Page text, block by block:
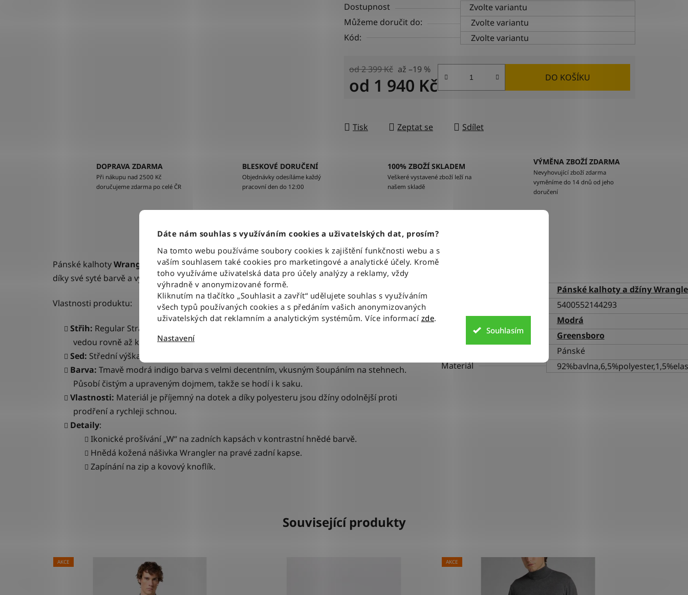
Dáte nám souhlas s využíváním cookies a uživatelských dat, prosím?
Na tomto webu používáme soubory cookies k zajištění funkčnosti webu a s
vaším souhlasem také cookies pro marketingové a analytické účely. Kromě
toho využíváme uživatelská data pro účely analýzy a reklamy, vždy
výhradně v anonymizované formě.
Kliknutím na tlačítko „Souhlasit a zavřít“ udělujete souhlas s využíváním
všech typů používaných cookies a s předáním vašich anonymizovaných
uživatelských dat reklamním a analytickým systémům. Více informací zde.
Nastavení
Souhlasím
Dostupnost
Zvolte variantu
Můžeme doručit do:
Zvolte variantu
Kód:
Zvolte variantu
od 2 399 Kč až –19 %
od 1 940 Kč DO KOŠÍKU
Tisk Zeptat se Sdílet
DOPRAVA ZDARMA
Při nákupu nad 2500 Kč
doručujeme zdarma po celé ČR
BLESKOVÉ DORUČENÍ
Objednávky odesíláme každý
pracovní den do 12:00
100% ZBOŽÍ SKLADEM
Veškeré vystavené zboží leží na
našem skladě
VÝMĚNA ZBOŽÍ ZDARMA
Nevyhovující zboží zdarma
vyměníme do 14 dnů od jeho
doručení
Popis
Pánské kalhotyWrangler Greensboro For Real- jedna z nejoblíbenějších variant tohoto střihu
díky své syté barvě a vysoké elasticitě.
Vlastnosti produktu:
Střih: Regular Straight – klasicky rovný střih, který je pohodlný přes stehna a nohavice
vedou rovně až k botám.
Sed: Střední výška sedu, která přirozeně sedí v pase.
Barva: Tmavě modrá indigo barva s velmi decentním, vkusným šoupáním na stehnech.
Působí čistým a upraveným dojmem, takže se hodí i k saku.
Vlastnosti: Materiál je příjemný na dotek a díky polyesteru jsou džíny odolnější proti
prodření a rychleji schnou.
Detaily:
Ikonické prošívání „W“ na zadních kapsách v kontrastní hnědé barvě.
Hnědá kožená nášivka Wrangler na pravé zadní kapse.
Zapínání na zip a kovový knoflík.
Pánské kalhoty a džíny
5400552144293
Modrá
Greensboro
Pánské
Materiál
Související produkty
AKCE AKCE